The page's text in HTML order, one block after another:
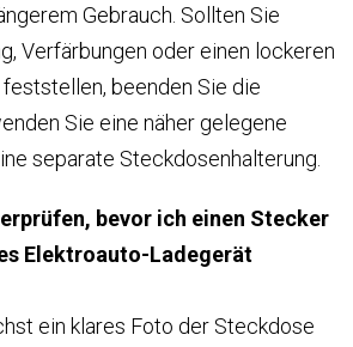
Gebrauch. Sollten Sie
Verfärbungen oder einen lockeren
beenden Sie die
Sie eine näher gelegene
separate Steckdosenhalterung.
bevor ich einen Stecker
Elektroauto-Ladegerät
ein klares Foto der Steckdose